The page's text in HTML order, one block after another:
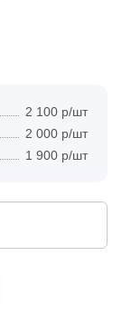
2 100 р/шт
2 000 р/шт
1 900 р/шт